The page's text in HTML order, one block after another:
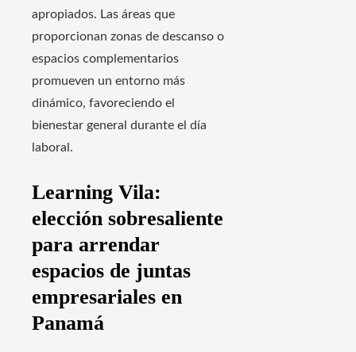
apropiados. Las áreas que
proporcionan zonas de descanso o
espacios complementarios
promueven un entorno más
dinámico, favoreciendo el
bienestar general durante el día
laboral.
Learning Vila:
elección sobresaliente
para arrendar
espacios de juntas
empresariales en
Panamá